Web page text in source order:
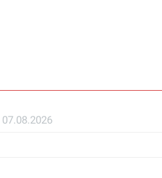
07.08.2026